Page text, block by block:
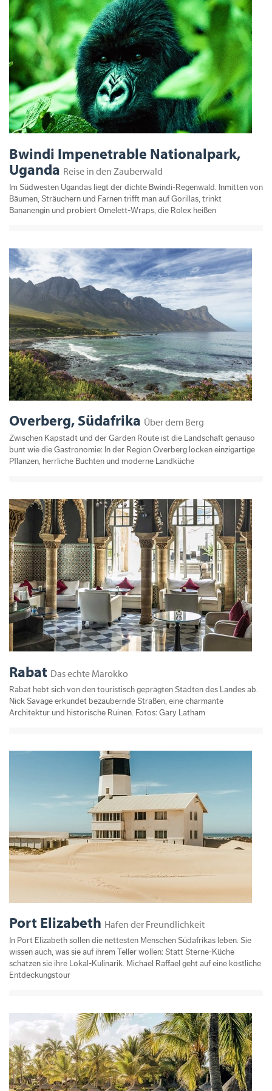
Bwindi Impenetrable Nationalpark,
Uganda Reise in den Zauberwald
Im Südwesten Ugandas liegt der dichte Bwindi-Regenwald. Inmitten von
Bäumen, Sträuchern und Farnen trifft man auf Gorillas, trinkt
Bananengin und probiert Omelett-Wraps, die Rolex heißen
Overberg, Südafrika Über dem Berg
Zwischen Kapstadt und der Garden Route ist die Landschaft genauso
bunt wie die Gastronomie: In der Region Overberg locken einzigartige
Pflanzen, herrliche Buchten und moderne Landküche
Rabat Das echte Marokko
Rabat hebt sich von den touristisch geprägten Städten des Landes ab.
Nick Savage erkundet bezaubernde Straßen, eine charmante
Architektur und historische Ruinen. Fotos: Gary Latham
Port Elizabeth Hafen der Freundlichkeit
In Port Elizabeth sollen die nettesten Menschen Südafrikas leben. Sie
wissen auch, was sie auf ihrem Teller wollen: Statt Sterne-Küche
schätzen sie ihre Lokal-Kulinarik. Michael Raffael geht auf eine köstliche
Entdeckungstour